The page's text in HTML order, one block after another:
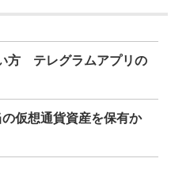
方 テレグラムアプリの
の仮想通貨資産を保有か